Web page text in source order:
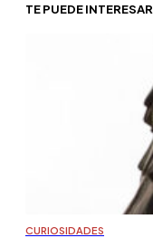
TE PUEDE INTERESAR
CURIOSIDADES